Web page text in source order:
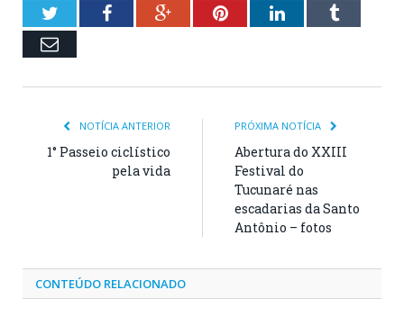
TwitterFacebookGoogle+PinterestLinkedInTumblr
Email
NOTÍCIA ANTERIOR
1° Passeio ciclístico
pela vida
PRÓXIMA NOTÍCIA
Abertura do XXIII
Festival do
Tucunaré nas
escadarias da Santo
Antônio – fotos
CONTEÚDO RELACIONADO